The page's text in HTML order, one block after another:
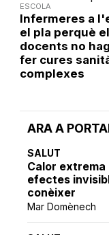
ARA A
SALUT
Calor extrema
efectes
conèixer
Mar Domènech
ESCOLA
Infermeres a
el pla perquè
docents no
fer cures
complexes